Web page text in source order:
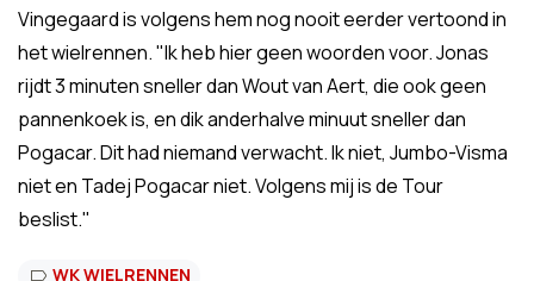
Vingegaard is volgens hem nog nooit eerder vertoond in
het wielrennen. "Ik heb hier geen woorden voor. Jonas
rijdt 3 minuten sneller dan Wout van Aert, die ook geen
pannenkoek is, en dik anderhalve minuut sneller dan
Pogacar. Dit had niemand verwacht. Ik niet, Jumbo-Visma
niet en Tadej Pogacar niet. Volgens mij is de Tour
beslist."
WK WIELRENNEN